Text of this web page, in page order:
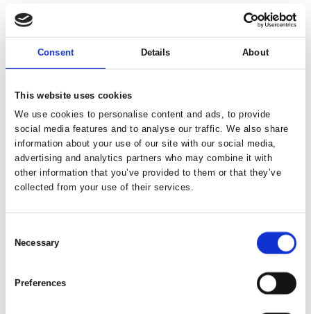
Consent Details About
This website uses cookies
We use cookies to personalise content and ads, to provide
social media features and to analyse our traffic. We also share
information about your use of our site with our social media,
advertising and analytics partners who may combine it with
other information that you’ve provided to them or that they’ve
collected from your use of their services.
Selection
Necessary
Preferences
Ingen resultater fundet.